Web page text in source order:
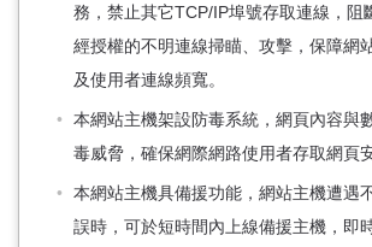
務，禁止其它TCP/IP埠號存取連線，阻
經授權的不明連線掃瞄、攻擊，保障網
及使用者連線頻寬。
本網站主機架設防毒系統，網頁內容與
毒威脅，確保網際網路使用者存取網頁
本網站主機具備援功能，網站主機遭遇
誤時，可於短時間內上線備援主機，即